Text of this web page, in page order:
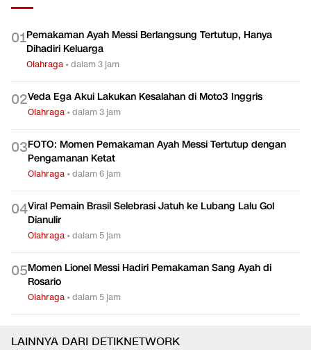
01Pemakaman Ayah Messi Berlangsung Tertutup, Hanya
Dihadiri Keluarga
Olahraga •dalam 3 jam
02Veda Ega Akui Lakukan Kesalahan di Moto3 Inggris
Olahraga •dalam 3 jam
03FOTO: Momen Pemakaman Ayah Messi Tertutup dengan
Pengamanan Ketat
Olahraga •dalam 6 jam
04Viral Pemain Brasil Selebrasi Jatuh ke Lubang Lalu Gol
Dianulir
Olahraga •dalam 5 jam
05Momen Lionel Messi Hadiri Pemakaman Sang Ayah di
Rosario
Olahraga •dalam 5 jam
LAINNYA DARI DETIKNETWORK